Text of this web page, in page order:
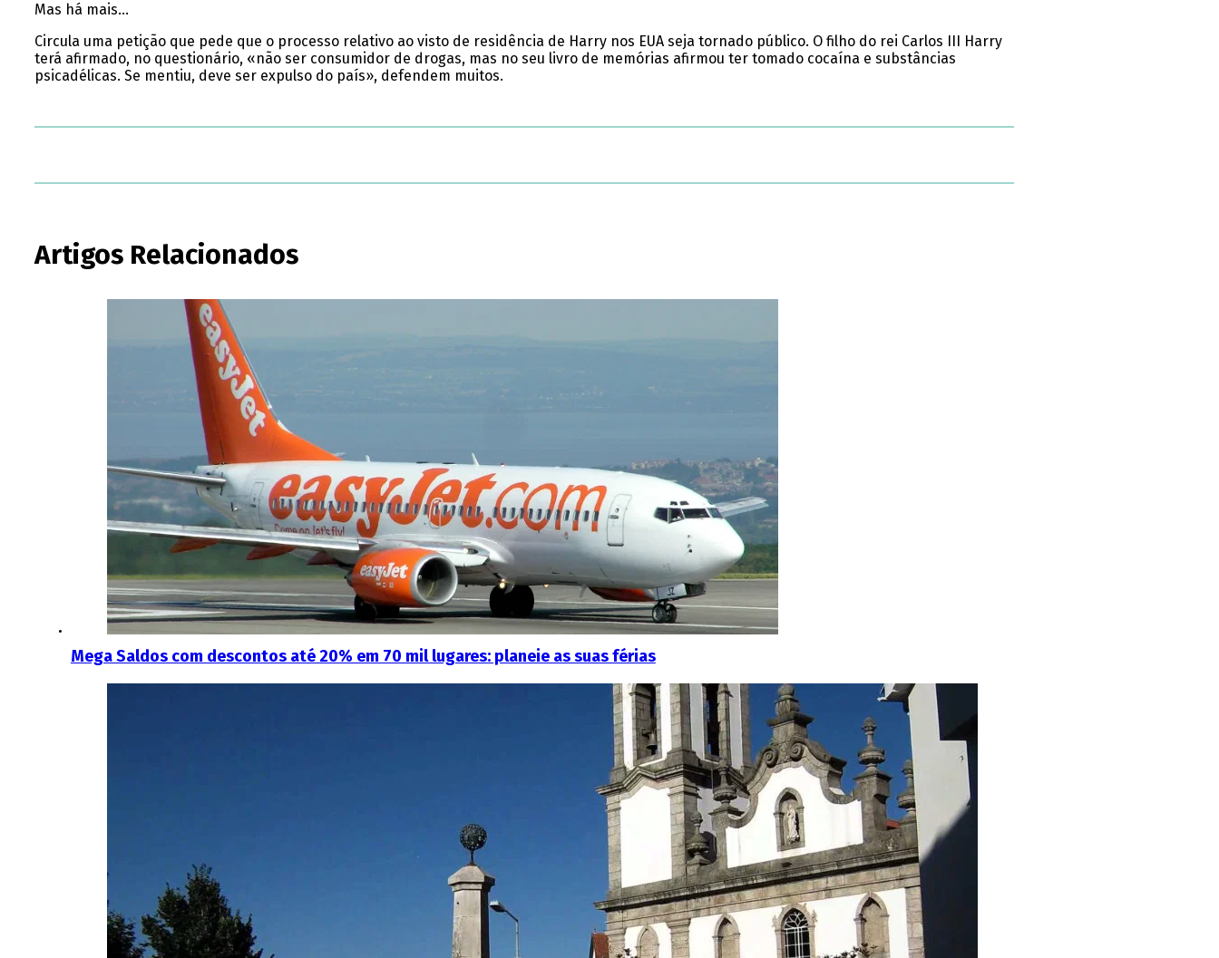
Mas há mais…
Circula uma petição que pede que o processo relativo ao visto de residência de Harry nos EUA seja tornado público. O filho do rei Carlos III Harry
terá afirmado, no questionário, «não ser consumidor de drogas, mas no seu livro de memórias afirmou ter tomado cocaína e substâncias
psicadélicas. Se mentiu, deve ser expulso do país», defendem muitos.
Artigos Relacionados
Mega Saldos com descontos até 20% em 70 mil lugares: planeie as suas férias